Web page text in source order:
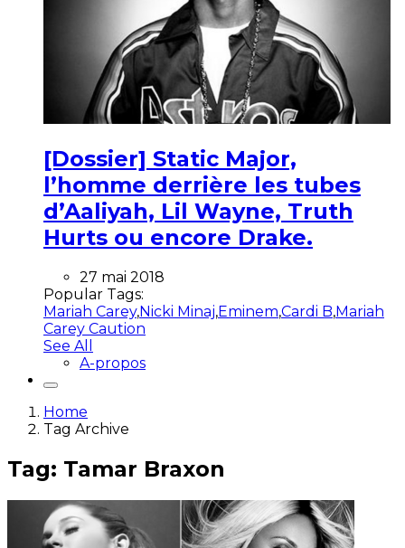
[Dossier] Static Major,
l’homme derrière les tubes
d’Aaliyah, Lil Wayne, Truth
Hurts ou encore Drake.
27 mai 2018
Popular Tags:
Mariah Carey,Nicki Minaj,Eminem,Cardi B,Mariah
Carey Caution
See All
A-propos
Home
Tag Archive
Tag: Tamar Braxon